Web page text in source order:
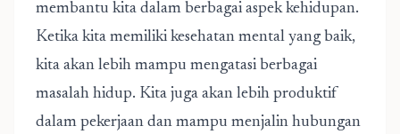
membantu kita dalam berbagai aspek kehidupan.
Ketika kita memiliki kesehatan mental yang baik,
kita akan lebih mampu mengatasi berbagai
masalah hidup. Kita juga akan lebih produktif
dalam pekerjaan dan mampu menjalin hubungan